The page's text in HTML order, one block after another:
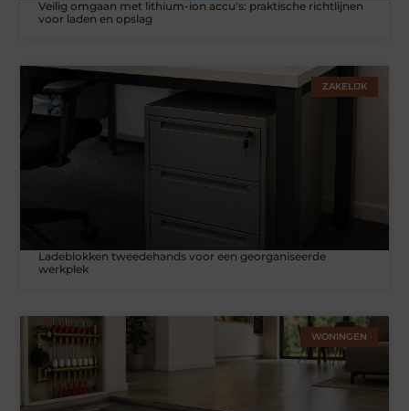
Veilig omgaan met lithium-ion accu's: praktische richtlijnen
voor laden en opslag
ZAKELIJK
Ladeblokken tweedehands voor een georganiseerde
werkplek
WONINGEN